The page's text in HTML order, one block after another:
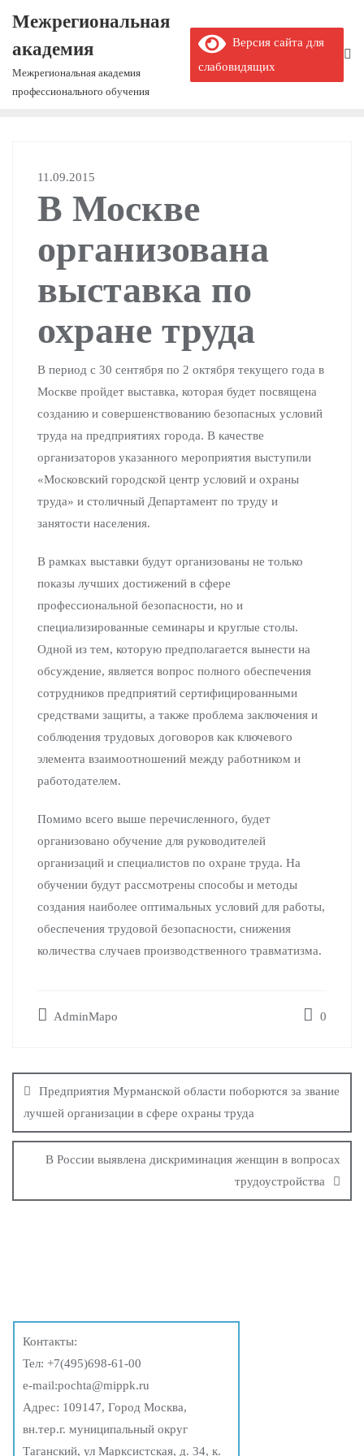
Межрегиональная
академия
Межрегиональная академия
профессионального обучения
Версия сайта для
слабовидящих
11.09.2015
В Москве
организована
выставка по
охране труда
В период с 30 сентября по 2 октября текущего года в
Москве пройдет выставка, которая будет посвящена
созданию и совершенствованию безопасных условий
труда на предприятиях города. В качестве
организаторов указанного мероприятия выступили
«Московский городской центр условий и охраны
труда» и столичный Департамент по труду и
занятости населения.
В рамках выставки будут организованы не только
показы лучших достижений в сфере
профессиональной безопасности, но и
специализированные семинары и круглые столы.
Одной из тем, которую предполагается вынести на
обсуждение, является вопрос полного обеспечения
сотрудников предприятий сертифицированными
средствами защиты, а также проблема заключения и
соблюдения трудовых договоров как ключевого
элемента взаимоотношений между работником и
работодателем.
Помимо всего выше перечисленного, будет
организовано обучение для руководителей
организаций и специалистов по охране труда. На
обучении будут рассмотрены способы и методы
создания наиболее оптимальных условий для работы,
обеспечения трудовой безопасности, снижения
количества случаев производственного травматизма.
AdminMapo 0
Предприятия Мурманской области поборются за звание
лучшей организации в сфере охраны труда
В России выявлена дискриминация женщин в вопросах
трудоустройства
Контакты:
Тел: +7(495)698-61-00
e-mail:pochta@mippk.ru
Адрес: 109147, Город Москва,
вн.тер.г. муниципальный округ
Таганский, ул Марксистская, д. 34, к.